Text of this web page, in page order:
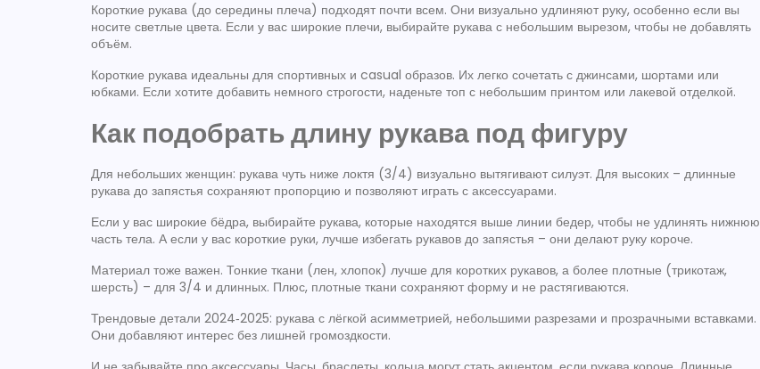
Короткие рукава (до середины плеча) подходят почти всем. Они визуально удлиняют руку, особенно если вы
носите светлые цвета. Если у вас широкие плечи, выбирайте рукава с небольшим вырезом, чтобы не добавлять
объём.
Короткие рукава идеальны для спортивных и casual образов. Их легко сочетать с джинсами, шортами или
юбками. Если хотите добавить немного строгости, наденьте топ с небольшим принтом или лакевой отделкой.
Как подобрать длину рукава под фигуру
Для небольших женщин: рукава чуть ниже локтя (3/4) визуально вытягивают силуэт. Для высоких – длинные
рукава до запястья сохраняют пропорцию и позволяют играть с аксессуарами.
Если у вас широкие бёдра, выбирайте рукава, которые находятся выше линии бедер, чтобы не удлинять нижнюю
часть тела. А если у вас короткие руки, лучше избегать рукавов до запястья – они делают руку короче.
Материал тоже важен. Тонкие ткани (лен, хлопок) лучше для коротких рукавов, а более плотные (трикотаж,
шерсть) – для 3/4 и длинных. Плюс, плотные ткани сохраняют форму и не растягиваются.
Трендовые детали 2024‑2025: рукава с лёгкой асимметрией, небольшими разрезами и прозрачными вставками.
Они добавляют интерес без лишней громоздкости.